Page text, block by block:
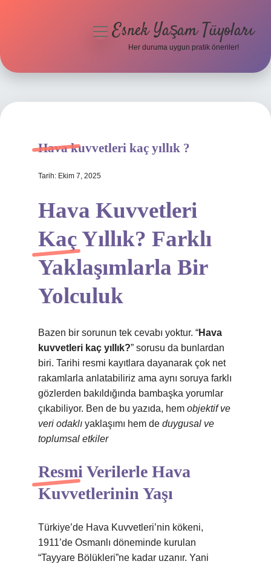
Hakkımızda
menüyüEsnek Yaşam Tüyoları
Her duruma uygun pratik öneriler!
Hava kuvvetleri kaç yıllık ?
Tarih: Ekim 7, 2025
Hava Kuvvetleri
Kaç Yıllık? Farklı
Yaklaşımlarla Bir
Yolculuk
Bazen bir sorunun tek cevabı yoktur. “Hava
kuvvetleri kaç yıllık?” sorusu da bunlardan
biri. Tarihi resmi kayıtlara dayanarak çok net
rakamlarla anlatabiliriz ama aynı soruya farklı
gözlerden bakıldığında bambaşka yorumlar
çıkabiliyor. Ben de bu yazıda, hem objektif ve
veri odaklı yaklaşımı hem de duygusal ve
toplumsal etkiler
Resmi Verilerle Hava
Kuvvetlerinin Yaşı
Türkiye’de Hava Kuvvetleri’nin kökeni,
1911’de Osmanlı döneminde kurulan
“Tayyare Bölükleri”ne kadar uzanır. Yani